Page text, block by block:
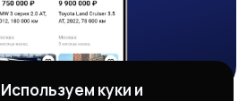
Используем куки и